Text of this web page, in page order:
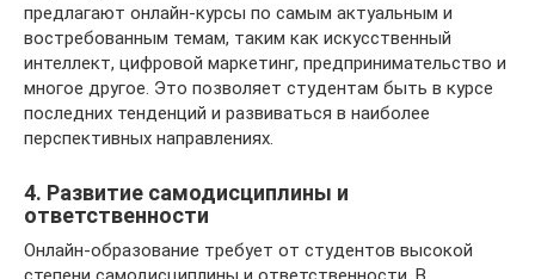
предлагают онлайн-курсы по самым актуальным и
востребованным темам, таким как искусственный
интеллект, цифровой маркетинг, предпринимательство и
многое другое. Это позволяет студентам быть в курсе
последних тенденций и развиваться в наиболее
перспективных направлениях.
4. Развитие самодисциплины и
ответственности
Онлайн-образование требует от студентов высокой